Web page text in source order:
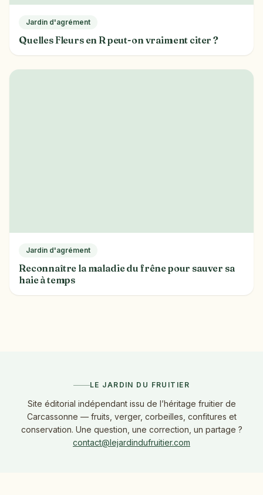
Jardin d'agrément
Quelles Fleurs en R peut-on vraiment citer ?
Jardin d'agrément
Reconnaître la maladie du frêne pour sauver sa
haie à temps
LE JARDIN DU FRUITIER
Site éditorial indépendant issu de l’héritage fruitier de
Carcassonne — fruits, verger, corbeilles, confitures et
conservation. Une question, une correction, un partage ?
contact@lejardindufruitier.com